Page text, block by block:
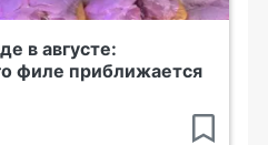
в августе:
филе приближается